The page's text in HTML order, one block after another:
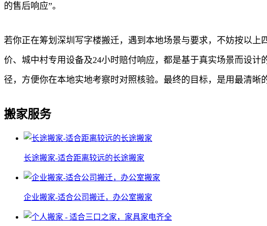
的售后响应”。
若你正在筹划深圳写字楼搬迁，遇到本地场景与要求，不妨按以
价、城中村专用设备及24小时赔付响应，都是基于真实场景而设
径，方便你在本地实地考察时对照核验。最终的目标，是用最清晰
搬家服务
长途搬家-适合距离较远的长途搬家
企业搬家-适合公司搬迁，办公室搬家